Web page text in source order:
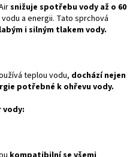
snižuje spotřebu vody až o 60
a energii. Tato sprchová
i silným tlakem vody.
teplou vodu, dochází nejen
potřebné k ohřevu vody.
vody: